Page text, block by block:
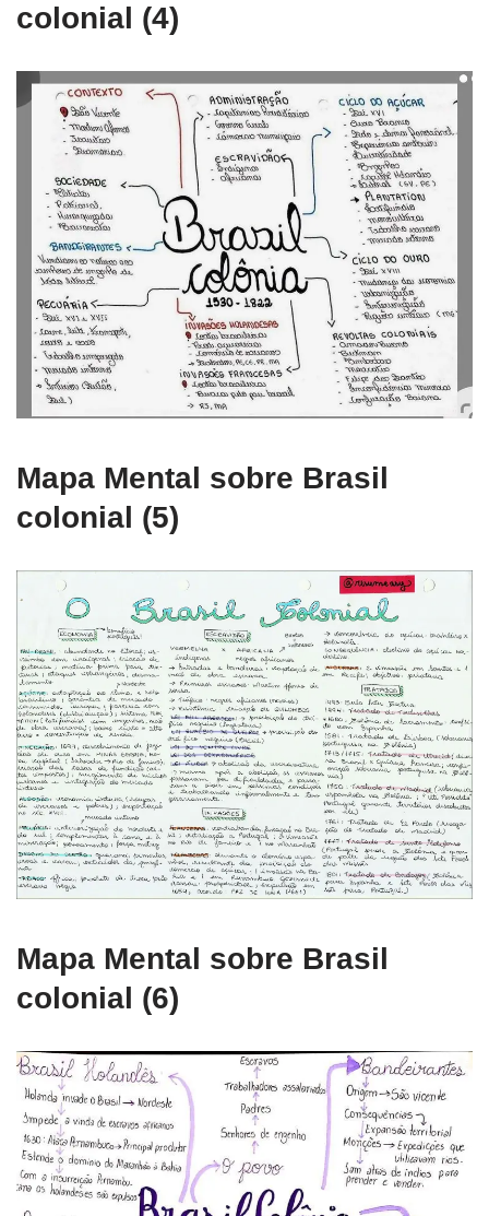
colonial (4)
Mapa Mental sobre Brasil
colonial (5)
Mapa Mental sobre Brasil
colonial (6)